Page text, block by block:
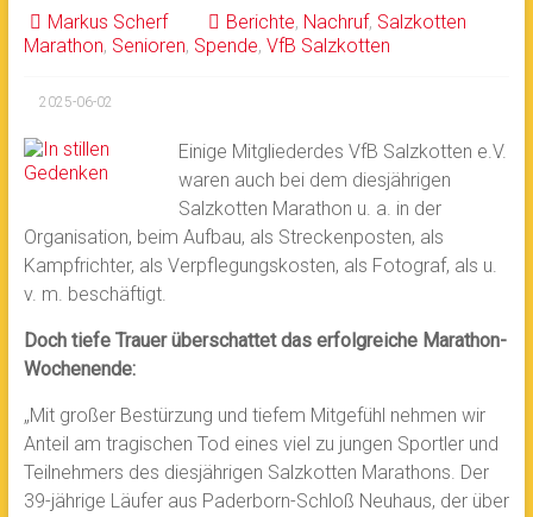
Markus Scherf Berichte, Nachruf, Salzkotten
Marathon, Senioren, Spende, VfB Salzkotten
2025-06-02
Einige Mitgliederdes VfB Salzkotten e.V.
waren auch bei dem diesjährigen
Salzkotten Marathon u. a. in der
Organisation, beim Aufbau, als Streckenposten, als
Kampfrichter, als Verpflegungskosten, als Fotograf, als u.
v. m. beschäftigt.
Doch tiefe Trauer überschattet das erfolgreiche Marathon-
Wochenende:
„Mit großer Bestürzung und tiefem Mitgefühl nehmen wir
Anteil am tragischen Tod eines viel zu jungen Sportler und
Teilnehmers des diesjährigen Salzkotten Marathons. Der
39-jährige Läufer aus Paderborn-Schloß Neuhaus, der über